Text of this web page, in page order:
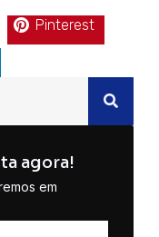
Pinterest
agora!
em